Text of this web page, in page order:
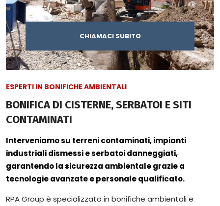
CHIAMACI SUBITO
ESPERTI IN BONIFICHE AMBIENTALI
BONIFICA DI CISTERNE, SERBATOI E SITI
CONTAMINATI
Interveniamo su terreni contaminati, impianti
industriali dismessi e serbatoi danneggiati,
garantendo la sicurezza ambientale grazie a
tecnologie avanzate e personale qualificato.
RPA Group è specializzata in bonifiche ambientali e